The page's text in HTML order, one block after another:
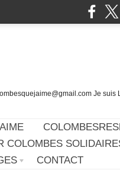
Je
COLOMBES
CONTACT